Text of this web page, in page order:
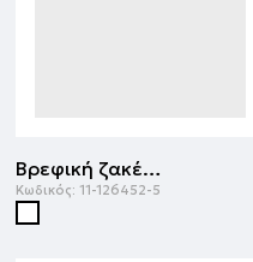
Βρεφική ζακέτα | ΕΜΠΡΙΜΕ
Κωδικός: 11-126452-5